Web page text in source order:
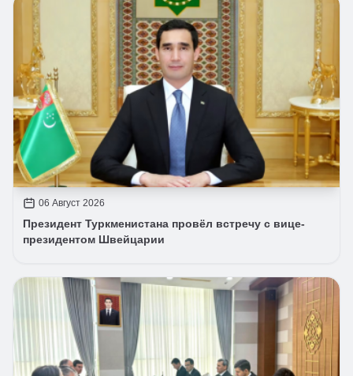
06 Август 2026
Президент Туркменистана провёл встречу с вице-
президентом Швейцарии